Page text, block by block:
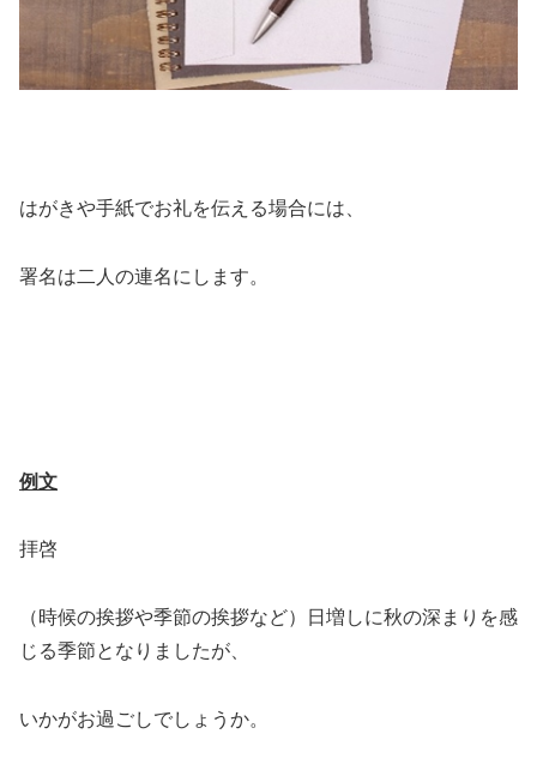
はがきや手紙でお礼を伝える場合には、
署名は二人の連名にします。
例文
拝啓
（時候の挨拶や季節の挨拶など）日増しに秋の深まりを感
じる季節となりましたが、
いかがお過ごしでしょうか。